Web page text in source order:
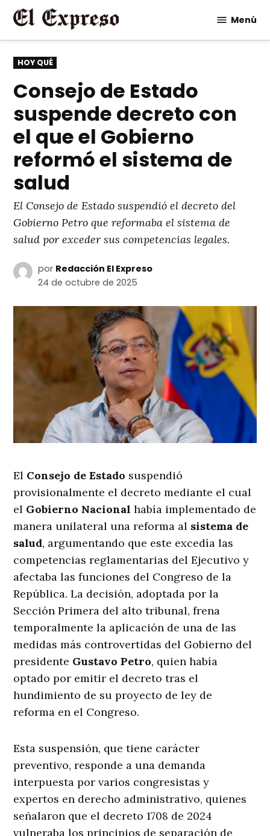
Saltar
contenido
Menú
PUBLICADO
EN
HOY QUÉ
Consejo de Estado
suspende decreto con
el que el Gobierno
reformó el sistema de
salud
El Consejo de Estado suspendió el decreto del
Gobierno Petro que reformaba el sistema de
salud por exceder sus competencias legales.
por Redacción El Expreso
24 de octubre de 2025
El Consejo de Estado suspendió
provisionalmente el decreto mediante el cual
el Gobierno Nacional había implementado de
manera unilateral una reforma al sistema de
salud, argumentando que este excedía las
competencias reglamentarias del Ejecutivo y
afectaba las funciones del Congreso de la
República. La decisión, adoptada por la
Sección Primera del alto tribunal, frena
temporalmente la aplicación de una de las
medidas más controvertidas del Gobierno del
presidente Gustavo Petro, quien había
optado por emitir el decreto tras el
hundimiento de su proyecto de ley de
reforma en el Congreso.
Esta suspensión, que tiene carácter
preventivo, responde a una demanda
interpuesta por varios congresistas y
expertos en derecho administrativo, quienes
señalaron que el decreto 1708 de 2024
vulneraba los principios de separación de